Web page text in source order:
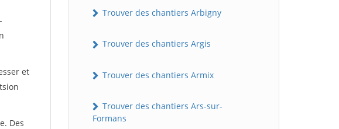
et
Des
Trouver des chantiers Arbigny
Trouver des chantiers Argis
Trouver des chantiers Armix
Trouver des chantiers Ars-sur-
Formans